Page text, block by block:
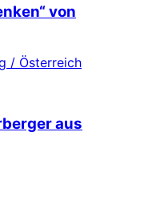
von
/ Österreich
aus